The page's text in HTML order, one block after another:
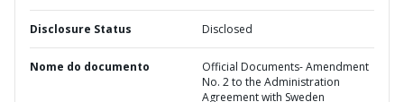
Disclosure Status Disclosed
Nome do documento
Official Documents- Amendment
No. 2 to the Administration
Agreement with Sweden